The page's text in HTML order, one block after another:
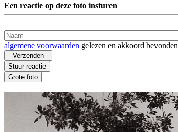
Een reactie op deze foto insturen
algemene voorwaarden gelezen en akkoord bevonden